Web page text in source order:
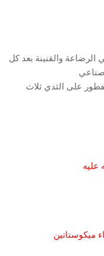
الرضاعة والقنينة بعد كل
على الثدي ثلاث
عليه
ميكوستاتين